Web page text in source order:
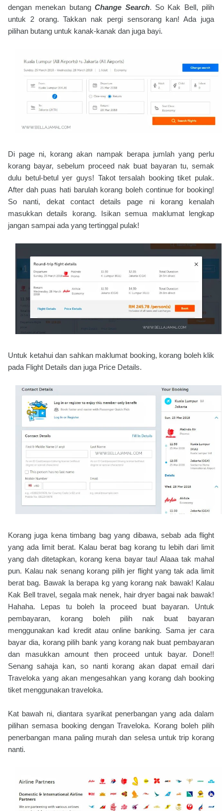
dengan menekan butangChange Search. So Kak Bell, pilih
untuk 2 orang. Takkan nak pergi sensorang kan! Ada juga
pilihan butang untuk kanak-kanak dan juga bayi.
Di page ni, korang akan nampak berapa jumlah yang perlu
korang bayar, sebelum proceed nak buat bayaran tu, semak
dulu betul-betul yer guys! Takot tersalah booking tiket pulak.
After dah puas hati barulah korang boleh continue for booking!
So nanti, dekat contact details page ni korang kenalah
masukkan details korang. Isikan semua maklumat lengkap
jangan sampai ada yang tertinggal pulak!
Untuk ketahui dan sahkan maklumat booking, korang boleh klik
pada Flight Details dan juga Price Details.
Korang juga kena timbang bag yang dibawa, sebab ada flight
yang ada limit berat. Kalau berat bag korang tu lebih dari limit
yang dah ditetapkan, korang kena bayar tau! Alaaa tak mahal
pun. Kalau nak senang korang pilih jer flight yang tak ada limit
berat bag. Bawak la berapa kg yang korang nak bawak! Kalau
Kak Bell travel, segala mak nenek, hair dryer bagai nak bawak!
Hahaha. Lepas tu boleh la proceed buat bayaran. Untuk
pembayaran, korang boleh pilih nak buat bayaran
menggunakan kad kredit atau online banking. Sama jer cara
bayar dia, korang pilih bank yang korang nak buat pembayaran
dan masukkan amount then proceed untuk bayar. Done!!
Senang sahaja kan, so nanti korang akan dapat email dari
Traveloka yang akan mengesahkan yang korang dah booking
tiket menggunakan traveloka.
Kat bawah ni, diantara syarikat penerbangan yang ada dalam
pilihan semasa booking dengan Traveloka. Korang boleh pilih
penerbangan mana paling murah dan selesa untuk trip korang
nanti.